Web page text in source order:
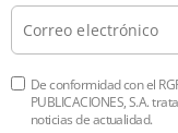
De conformidad con el
PUBLICACIONES, S.A.
noticias de actualidad.